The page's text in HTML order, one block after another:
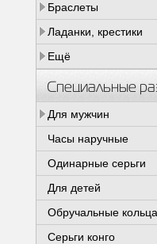
Браслеты
Ладанки, крестики
Ещё
Специальные
Для мужчин
Часы наручные
Одинарные серьги
Для детей
Обручальные кольца
Серьги конго